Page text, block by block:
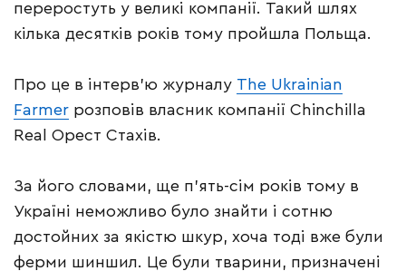
переростуть у великі компанії. Такий шлях
кілька десятків років тому пройшла Польща.
Про це в інтерв’ю журналу The Ukrainian
Farmer розповів власник компанії Chinchilla
Real Орест Стахів.
За його словами, ще п’ять-сім років тому в
Україні неможливо було знайти і сотню
достойних за якістю шкур, хоча тоді вже були
ферми шиншил. Це були тварини, призначені